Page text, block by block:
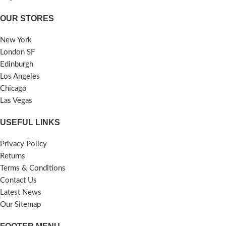
পর এবং রাতে খাবারের পর খেতে হবে।
নিতে হবে। তবে গর্ভবতী/স্তন্যদানকারী মা,
আলসারের সমস্যায় অথবা মুমূর্ষূ রোগীর জন্য
প্রযোজ্য নয়। ?আরও বিস্তারিত তথ্য ও
অর্ডার করতে কল করুন ০১৭০৭০০১৯৭১
নম্বরে।Special Note: It should
be continued for minimum of
desired results.Shake well
বিশেষ দ্রষ্টব্য : পণ্যের মান নিয়ে
পরিবর্তন অথবা মূল্য ফেরত
আন্দোলনে সহায়ক ভূমিকা রাখবে।
OUR STORES
New York
London SF
Edinburgh
Los Angeles
Chicago
Las Vegas
USEFUL LINKS
Privacy Policy
Returns
Terms & Conditions
Contact Us
Latest News
Our Sitemap